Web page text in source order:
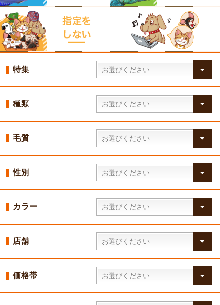
特集
種類
毛質
性別
カラー
店舗
価格帯